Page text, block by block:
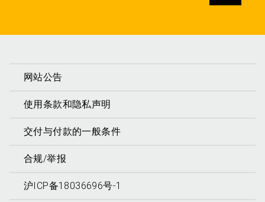
发送
网站公告
使用条款和隐私声明
交付与付款的一般条件
合规/举报
沪ICP备18036696号-1